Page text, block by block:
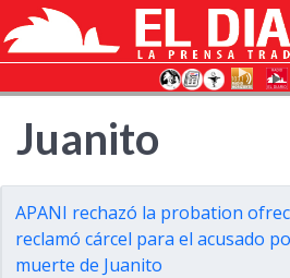
Juanito
APANI rechazó la probation
reclamó cárcel para el acusado
muerte de Juanito